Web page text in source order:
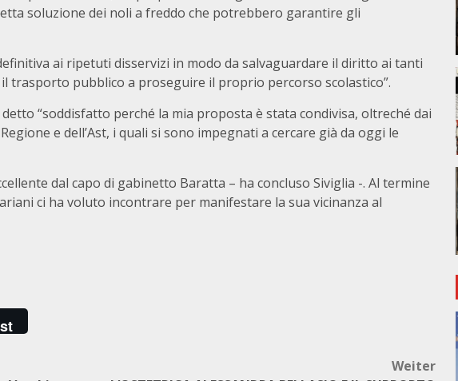
soluzione dei noli a freddo che potrebbero garantire gli
ai ripetuti disservizi in modo da salvaguardare il diritto ai tanti
trasporto pubblico a proseguire il proprio percorso scolastico”.
“soddisfatto perché la mia proposta è stata condivisa, oltreché dai
e dell’Ast, i quali si sono impegnati a cercare già da oggi le
dal capo di gabinetto Baratta – ha concluso Siviglia -. Al termine
ci ha voluto incontrare per manifestare la sua vicinanza al
Weiter